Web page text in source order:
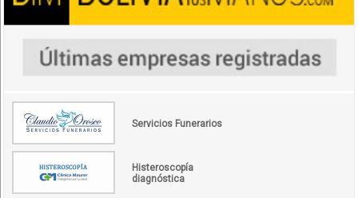
Servicios Funerarios
Histeroscopía
diagnóstica